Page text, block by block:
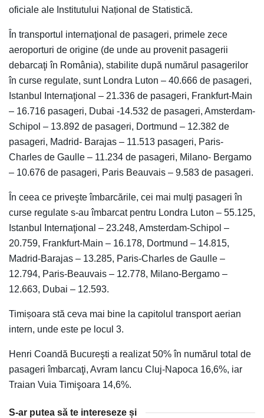
oficiale ale Institutului Național de Statistică.
În transportul internaţional de pasageri, primele zece
aeroporturi de origine (de unde au provenit pasagerii
debarcaţi în România), stabilite după numărul pasagerilor
în curse regulate, sunt Londra Luton – 40.666 de pasageri,
Istanbul Internaţional – 21.336 de pasageri, Frankfurt-Main
– 16.716 pasageri, Dubai -14.532 de pasageri, Amsterdam-
Schipol – 13.892 de pasageri, Dortmund – 12.382 de
pasageri, Madrid- Barajas – 11.513 pasageri, Paris-
Charles de Gaulle – 11.234 de pasageri, Milano- Bergamo
– 10.676 de pasageri, Paris Beauvais – 9.583 de pasageri.
În ceea ce priveşte îmbarcările, cei mai mulţi pasageri în
curse regulate s-au îmbarcat pentru Londra Luton – 55.125,
Istanbul Internaţional – 23.248, Amsterdam-Schipol –
20.759, Frankfurt-Main – 16.178, Dortmund – 14.815,
Madrid-Barajas – 13.285, Paris-Charles de Gaulle –
12.794, Paris-Beauvais – 12.778, Milano-Bergamo –
12.663, Dubai – 12.593.
Timișoara stă ceva mai bine la capitolul transport aerian
intern, unde este pe locul 3.
Henri Coandă Bucureşti a realizat 50% în numărul total de
pasageri îmbarcaţi, Avram Iancu Cluj-Napoca 16,6%, iar
Traian Vuia Timişoara 14,6%.
S-ar putea să te intereseze și